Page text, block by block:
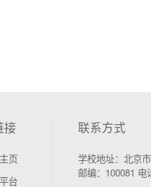
接
页
台
联系方式
学校地址：北京
邮编：100081 电